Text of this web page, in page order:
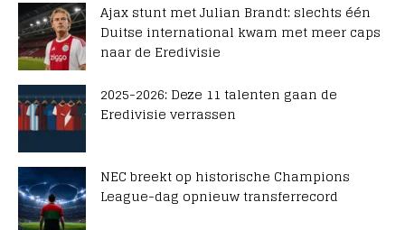
Ajax stunt met Julian Brandt: slechts één
Duitse international kwam met meer caps
naar de Eredivisie
2025-2026: Deze 11 talenten gaan de
Eredivisie verrassen
NEC breekt op historische Champions
League-dag opnieuw transferrecord